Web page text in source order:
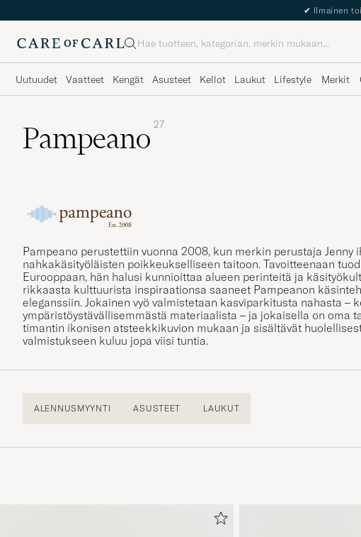
✔ Ilmainen
Haku
Uutuudet Vaatteet Kengät Asusteet Kellot Laukut Lifestyle Merkit
Pampeano 27
Pampeano perustettiin vuonna 2008, kun merkin perustaja
nahkakäsityöläisten poikkeukselliseen taitoon. Tavoitteenaan
Eurooppaan, hän halusi kunnioittaa alueen perinteitä ja
rikkaasta kulttuurista inspiraationsa saaneet Pampeanon
eleganssiin. Jokainen vyö valmistetaan kasviparkitusta nahasta –
ympäristöystävällisemmästä materiaalista – ja jokaisella on oma
timantin ikonisen atsteekkikuvion mukaan ja sisältävät
valmistukseen kuluu jopa viisi tuntia.
ALENNUSMYYNTI ASUSTEET LAUKUT